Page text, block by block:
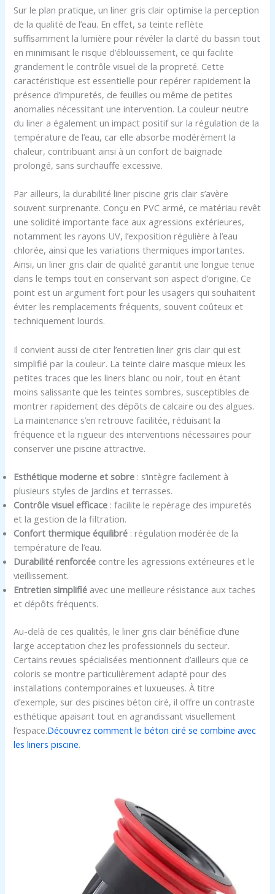
Sur le plan pratique, un liner gris clair optimise la perception
de la qualité de l’eau. En effet, sa teinte reflète
suffisamment la lumière pour révéler la clarté du bassin tout
en minimisant le risque d’éblouissement, ce qui facilite
grandement le contrôle visuel de la propreté. Cette
caractéristique est essentielle pour repérer rapidement la
présence d’impuretés, de feuilles ou même de petites
anomalies nécessitant une intervention. La couleur neutre
du liner a également un impact positif sur la régulation de la
température de l’eau, car elle absorbe modérément la
chaleur, contribuant ainsi à un confort de baignade
prolongé, sans surchauffe excessive.
Par ailleurs, la durabilité liner piscine gris clair s’avère
souvent surprenante. Conçu en PVC armé, ce matériau revêt
une solidité importante face aux agressions extérieures,
notamment les rayons UV, l’exposition régulière à l’eau
chlorée, ainsi que les variations thermiques importantes.
Ainsi, un liner gris clair de qualité garantit une longue tenue
dans le temps tout en conservant son aspect d’origine. Ce
point est un argument fort pour les usagers qui souhaitent
éviter les remplacements fréquents, souvent coûteux et
techniquement lourds.
Il convient aussi de citer l’entretien liner gris clair qui est
simplifié par la couleur. La teinte claire masque mieux les
petites traces que les liners blanc ou noir, tout en étant
moins salissante que les teintes sombres, susceptibles de
montrer rapidement des dépôts de calcaire ou des algues.
La maintenance s’en retrouve facilitée, réduisant la
fréquence et la rigueur des interventions nécessaires pour
conserver une piscine attractive.
Esthétique moderne et sobre : s’intègre facilement à
plusieurs styles de jardins et terrasses.
Contrôle visuel efficace : facilite le repérage des impuretés
et la gestion de la filtration.
Confort thermique équilibré : régulation modérée de la
température de l’eau.
Durabilité renforcée contre les agressions extérieures et le
vieillissement.
Entretien simplifié avec une meilleure résistance aux taches
et dépôts fréquents.
Au-delà de ces qualités, le liner gris clair bénéficie d’une
large acceptation chez les professionnels du secteur.
Certains revues spécialisées mentionnent d’ailleurs que ce
coloris se montre particulièrement adapté pour des
installations contemporaines et luxueuses. À titre
d’exemple, sur des piscines béton ciré, il offre un contraste
esthétique apaisant tout en agrandissant visuellement
l’espace.Découvrez comment le béton ciré se combine avec
les liners piscine.